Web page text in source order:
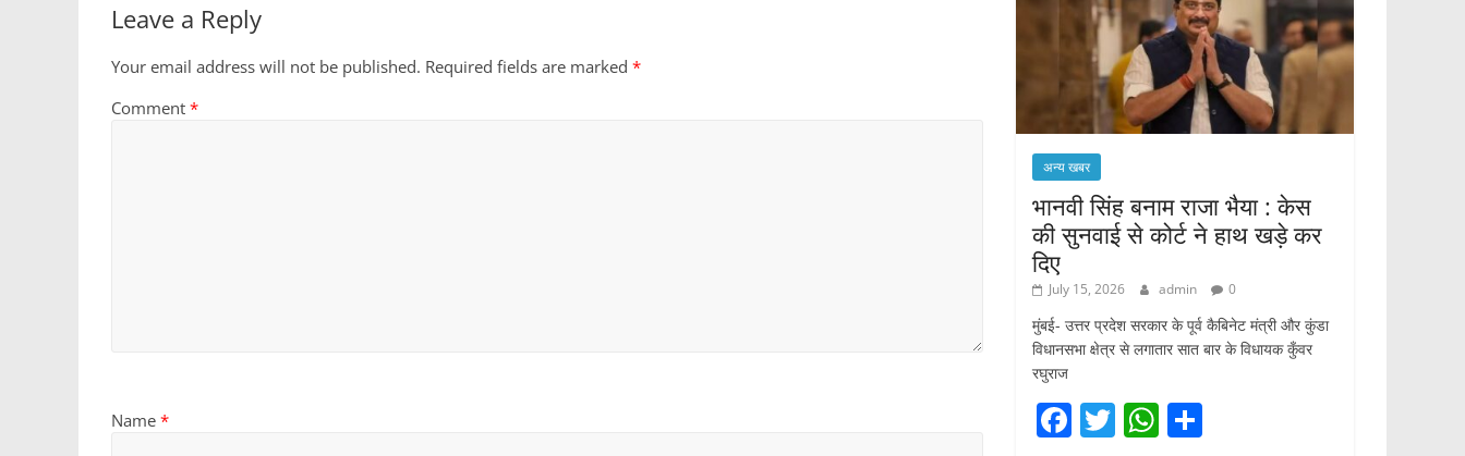
Leave a Reply
Your email address will not be published. Required fields are marked *
Comment *
Name *
अन्य खबर
भानवी सिंह बनाम राजा भैया : केस
की सुनवाई से कोर्ट ने हाथ खड़े कर
दिए
July 15, 2026 admin 0
मुंबई- उत्तर प्रदेश सरकार के पूर्व कैबिनेट मंत्री और कुंडा
विधानसभा क्षेत्र से लगातार सात बार के विधायक कुँवर
रघुराज
F T W